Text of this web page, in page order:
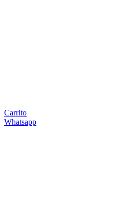
Carrito
Whatsapp